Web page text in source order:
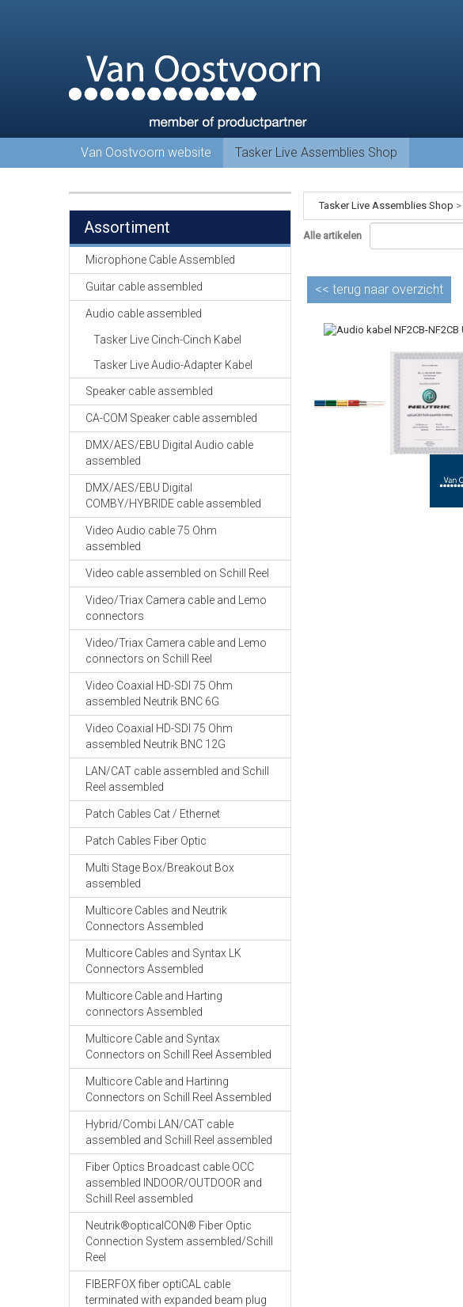
Van Oostvoorn website Tasker Live Assemblies Shop
Assortiment
Microphone Cable Assembled
Guitar cable assembled
Audio cable assembled
Tasker Live Cinch-Cinch Kabel
Tasker Live Audio-Adapter Kabel
Speaker cable assembled
CA-COM Speaker cable assembled
DMX/AES/EBU Digital Audio cable
assembled
DMX/AES/EBU Digital
COMBY/HYBRIDE cable assembled
Video Audio cable 75 Ohm
assembled
Video cable assembled on Schill Reel
Video/Triax Camera cable and Lemo
connectors
Video/Triax Camera cable and Lemo
connectors on Schill Reel
Video Coaxial HD-SDI 75 Ohm
assembled Neutrik BNC 6G
Video Coaxial HD-SDI 75 Ohm
assembled Neutrik BNC 12G
LAN/CAT cable assembled and Schill
Reel assembled
Patch Cables Cat / Ethernet
Patch Cables Fiber Optic
Multi Stage Box/Breakout Box
assembled
Multicore Cables and Neutrik
Connectors Assembled
Multicore Cables and Syntax LK
Connectors Assembled
Multicore Cable and Harting
connectors Assembled
Multicore Cable and Syntax
Connectors on Schill Reel Assembled
Multicore Cable and Hartinng
Connectors on Schill Reel Assembled
Hybrid/Combi LAN/CAT cable
assembled and Schill Reel assembled
Fiber Optics Broadcast cable OCC
assembled INDOOR/OUTDOOR and
Schill Reel assembled
Neutrik®opticalCON® Fiber Optic
Connection System assembled/Schill
Reel
FIBERFOX fiber optiCAL cable
terminated with expanded beam plug
Tasker Live Assemblies Shop >
Alle artikelen
<< terug naar overzicht